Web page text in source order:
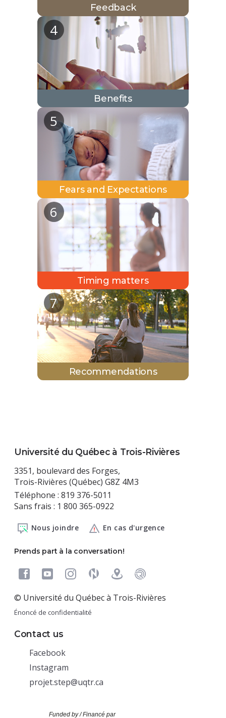
Feedback
4
Benefits
(nouvelle
fenêtre,
PDF)
5
Fears and Expectations
(nouvelle
fenêtre,
PDF)
6
Timing matters
(nouvelle
fenêtre,
PDF)
7
Recommendations
(nouvelle
fenêtre,
PDF)
Université du Québec à Trois-Rivières
3351, boulevard des Forges,
Trois-Rivières (Québec) G8Z 4M3
Téléphone : 819 376-5011
Sans frais : 1 800 365-0922
Nous joindre En cas d'urgence
Prends part à la conversation!
© Université du Québec à Trois-Rivières
Énoncé de confidentialité
Contact us
Facebook(nouvelle
fenêtre)
Instagram(nouvelle
fenêtre)
projet.step@uqtr.ca